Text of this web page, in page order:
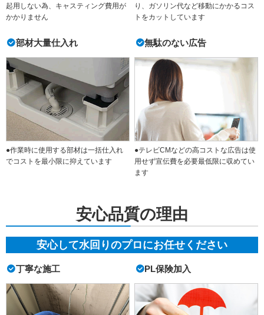
起用しない為、キャスティング費用が
かかりません
り、ガソリン代など移動にかかるコス
トをカットしています
部材大量仕入れ
●作業時に使用する部材は一括仕入れ
でコストを最小限に抑えています
無駄のない広告
●テレビCMなどの高コストな広告は使
用せず宣伝費を必要最低限に収めてい
ます
安心品質の理由
安心して水回りのプロにお任せください
丁寧な施工 PL保険加入